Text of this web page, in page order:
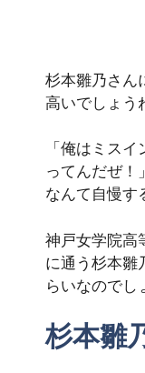
杉本雛乃さん
高いでしょう
「俺はミス
ってんだぜ！」
なんて自慢す
神戸女学院高
に通う杉本雛
らいなのでし
杉本雛